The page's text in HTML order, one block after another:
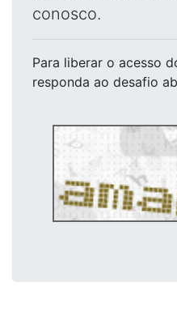
conosco.
Para liberar o acesso
responda ao desafio